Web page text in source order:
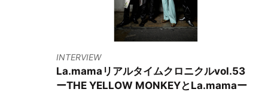
INTERVIEW
La.mamaリアルタイムクロニクルvol.53
ーTHE YELLOW MONKEYとLa.mamaー